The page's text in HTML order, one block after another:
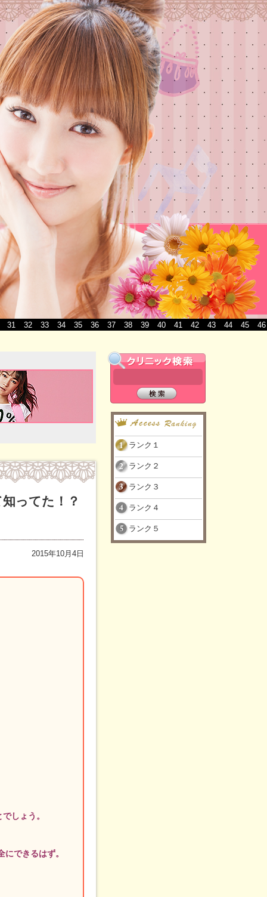
31 32 33 34 35 36 37 38 39 40 41 42 43 44 45 46
ってた！？
2015年10月4日
しょう。
できるはず。
ランク１
ランク２
ランク３
ランク４
ランク５